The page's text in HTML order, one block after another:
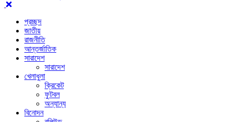
প্রচ্ছদ
জাতীয়
রাজনীতি
আন্তর্জাতিক
সারাদেশ
সারাদেশ
খেলাধুলা
ক্রিকেট
ফুটবল
অন্যান্য
বিনোদন